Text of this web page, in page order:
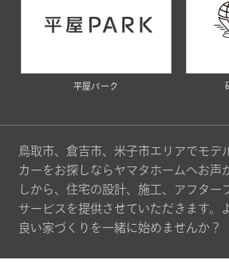
平屋パーク
鳥取市、倉吉市、米子市エリアでモデ
カーをお探しならヤマタホームへお声
しから、住宅の設計、施工、アフター
サービスを提供させていただきます。
良い家づくりを一緒に始めませんか？